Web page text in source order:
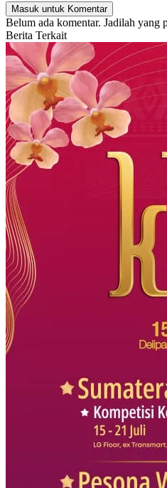
Masuk untuk Komentar
Belum ada komentar. Jadilah yang
Berita Terkait